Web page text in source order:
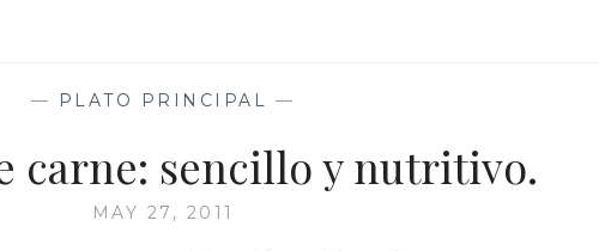
DE
COCINA
— PLATO PRINCIPAL —
carne: sencillo y nutritivo.
MAY 27, 2011